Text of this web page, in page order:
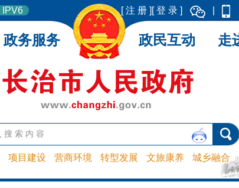
IPV6 [ 登 录 ]
[ 注 册 ]
项目建设 营商环境 转型发展 文旅康养 城乡融合
政务服务 政民互动 走